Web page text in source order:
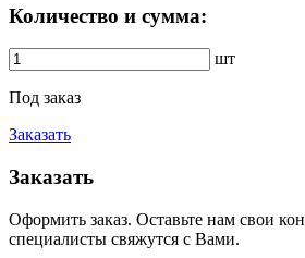
Количество и сумма:
шт
Под заказ
Заказать
Заказать
Оформить заказ. Оставьте нам свои
специалисты свяжутся с Вами.